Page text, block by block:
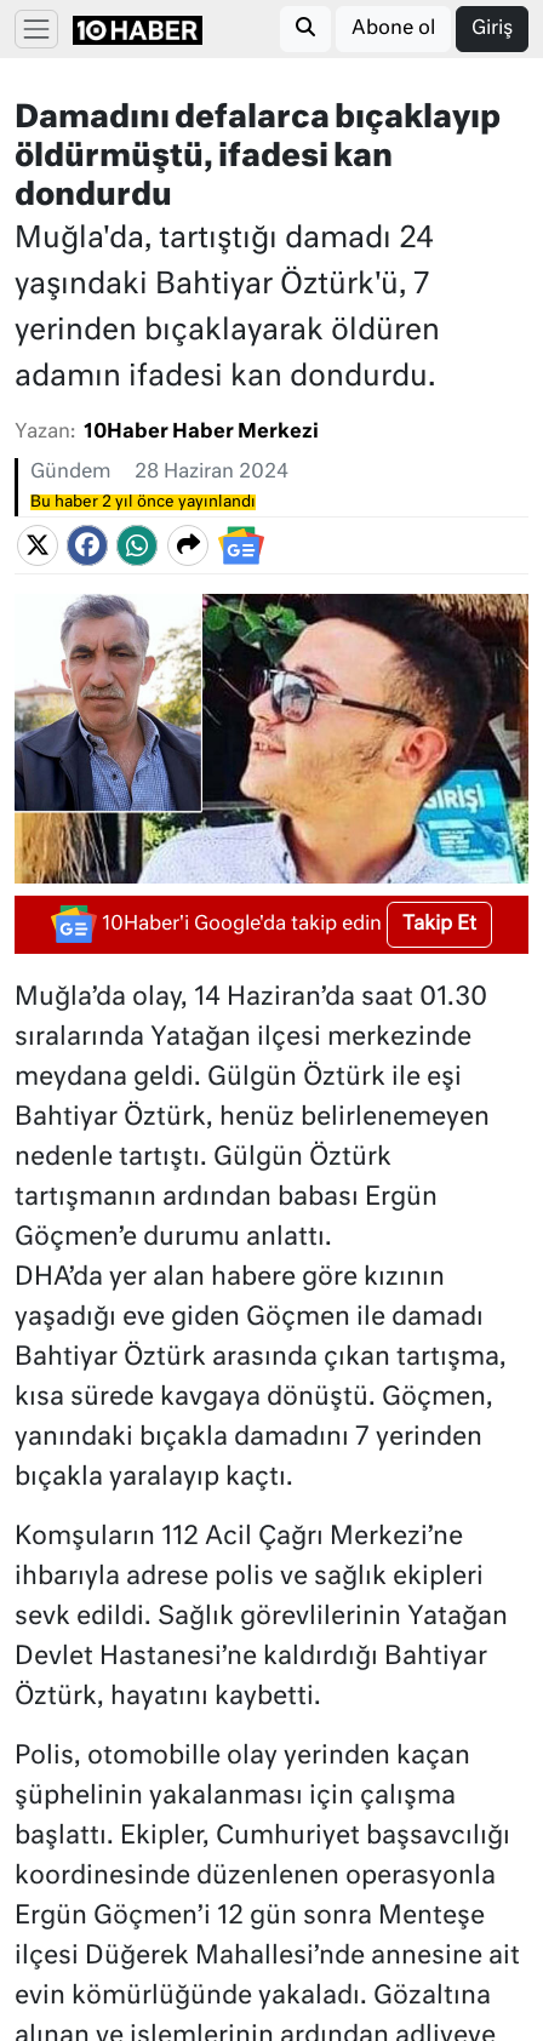
Abone ol Giriş
Damadını defalarca bıçaklayıp
öldürmüştü, ifadesi kan
dondurdu
Muğla'da, tartıştığı damadı 24
yaşındaki Bahtiyar Öztürk'ü, 7
yerinden bıçaklayarak öldüren
adamın ifadesi kan dondurdu.
Yazan: 10Haber Haber Merkezi
Gündem 28 Haziran 2024
Bu haber 2 yıl önce yayınlandı
10Haber'i Google'da takip edin Takip Et
Muğla’da olay, 14 Haziran’da saat 01.30
sıralarında Yatağan ilçesi merkezinde
meydana geldi. Gülgün Öztürk ile eşi
Bahtiyar Öztürk, henüz belirlenemeyen
nedenle tartıştı. Gülgün Öztürk
tartışmanın ardından babası Ergün
Göçmen’e durumu anlattı.
DHA’da yer alan habere göre kızının
yaşadığı eve giden Göçmen ile damadı
Bahtiyar Öztürk arasında çıkan tartışma,
kısa sürede kavgaya dönüştü. Göçmen,
yanındaki bıçakla damadını 7 yerinden
bıçakla yaralayıp kaçtı.
Komşuların 112 Acil Çağrı Merkezi’ne
ihbarıyla adrese polis ve sağlık ekipleri
sevk edildi. Sağlık görevlilerinin Yatağan
Devlet Hastanesi’ne kaldırdığı Bahtiyar
Öztürk, hayatını kaybetti.
Polis, otomobille olay yerinden kaçan
şüphelinin yakalanması için çalışma
başlattı. Ekipler, Cumhuriyet başsavcılığı
koordinesinde düzenlenen operasyonla
Ergün Göçmen’i 12 gün sonra Menteşe
ilçesi Düğerek Mahallesi’nde annesine ait
evin kömürlüğünde yakaladı. Gözaltına